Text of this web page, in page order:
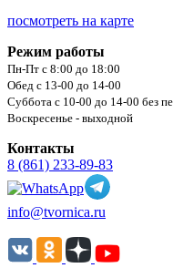
посмотреть на карте
Режим работы
Пн-Пт с 8:00 до 18:00
Обед с 13-00 до 14-00
Суббота с 10-00 до 14-00 без
Воскресенье - выходной
Контакты
8 (861) 233-89-83
info@tvornica.ru